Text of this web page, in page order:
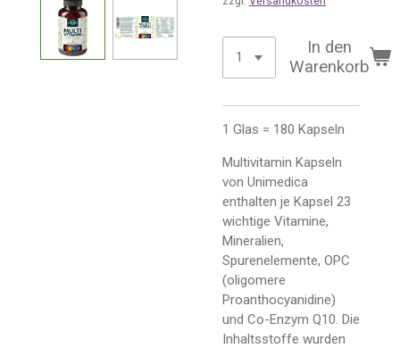
In den
Warenkorb
1 Glas = 180 Kapseln
Multivitamin Kapseln
von Unimedica
enthalten je Kapsel 23
wichtige Vitamine,
Mineralien,
Spurenelemente, OPC
(oligomere
Proanthocyanidine)
und Co-Enzym Q10. Die
Inhaltsstoffe wurden